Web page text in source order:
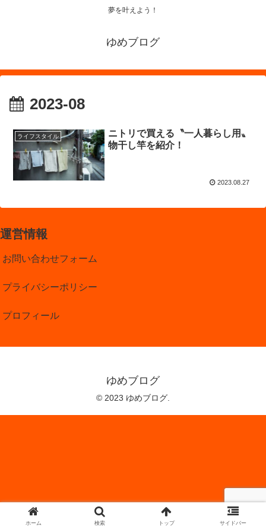
夢を叶えよう！
ゆめブログ
2023-08
ライフスタイル
ニトリで買える〝一人暮らし用〟
物干し竿を紹介！
2023.08.27
運営情報
お問い合わせフォーム
プライバシーポリシー
プロフィール
ゆめブログ
© 2023 ゆめブログ.
ホーム 検索 トップ サイドバー